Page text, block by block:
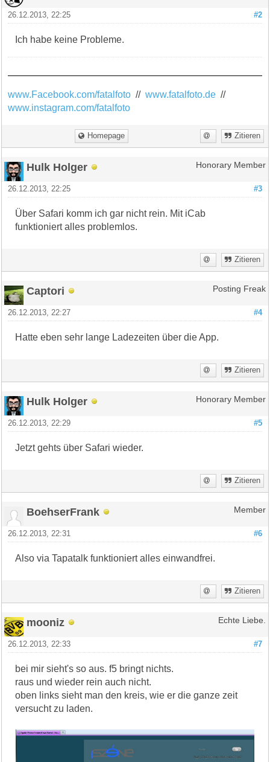
#2
26.12.2013, 22:25
Ich habe keine Probleme.
www.Facebook.com/fatalfoto //www.fatalfoto.de //
www.instagram.com/fatalfoto
Homepage Zitieren
Hulk Holger Honorary Member
#3
26.12.2013, 22:25
Über Safari komm ich gar nicht rein. Mit iCab
funktioniert alles problemlos.
Zitieren
Captori Posting Freak
#4
26.12.2013, 22:27
Hatte eben sehr lange Ladezeiten über die App.
Zitieren
Hulk Holger Honorary Member
#5
26.12.2013, 22:29
Jetzt gehts über Safari wieder.
Zitieren
BoehserFrank Member
#6
26.12.2013, 22:31
Also via Tapatalk funktioniert alles einwandfrei.
Zitieren
mooniz Echte Liebe.
#7
26.12.2013, 22:33
bei mir sieht's so aus. f5 bringt nichts.
raus und wieder rein auch nicht.
oben links sieht man den kreis, wie er die ganze zeit
versucht zu laden.